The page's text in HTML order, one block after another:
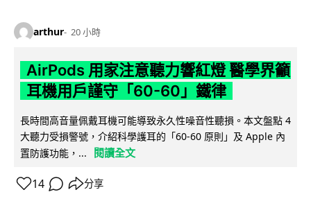
arthur 20 小時
AirPods 用家注意聽力響紅燈 醫學界籲
耳機用戶謹守「60-60」鐵律
長時間高音量佩戴耳機可能導致永久性噪音性聽損。本文盤點 4
大聽力受損警號，介紹科學護耳的「60-60 原則」及 Apple 內
置防護功能，...
閱讀全文
14 分享